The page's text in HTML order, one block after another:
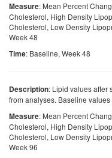
Measure: Mean Percent
Cholesterol, High Density
Cholesterol, Low Density
Week 48
Time: Baseline, Week 48
Description: Lipid values after
from analyses. Baseline
Measure: Mean Percent
Cholesterol, High Density
Cholesterol, Low Density
Week 96